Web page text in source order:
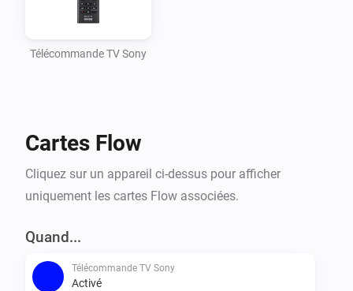
Télécommande TV Sony
Cartes Flow
Cliquez sur un appareil ci-dessus pour afficher
uniquement les cartes Flow associées.
Quand...
Télécommande TV Sony
Activé